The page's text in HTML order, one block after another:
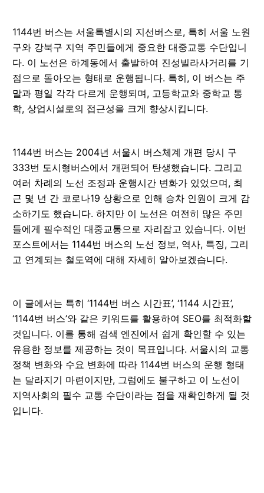
1144번 버스는 서울특별시의 지선버스로, 특히 서울 노원
구와 강북구 지역 주민들에게 중요한 대중교통 수단입니
다. 이 노선은 하계동에서 출발하여 진성빌라사거리를 기
점으로 돌아오는 형태로 운행됩니다. 특히, 이 버스는 주
말과 평일 각각 다르게 운행되며, 고등학교와 중학교 통
학, 상업시설로의 접근성을 크게 향상시킵니다.
1144번 버스는 2004년 서울시 버스체계 개편 당시 구
333번 도시형버스에서 개편되어 탄생했습니다. 그리고
여러 차례의 노선 조정과 운행시간 변화가 있었으며, 최
근 몇 년 간 코로나19 상황으로 인해 승차 인원이 크게 감
소하기도 했습니다. 하지만 이 노선은 여전히 많은 주민
들에게 필수적인 대중교통으로 자리잡고 있습니다. 이번
포스트에서는 1144번 버스의 노선 정보, 역사, 특징, 그리
고 연계되는 철도역에 대해 자세히 알아보겠습니다.
이 글에서는 특히 ‘1144번 버스 시간표’, ‘1144 시간표’,
‘1144번 버스’와 같은 키워드를 활용하여 SEO를 최적화할
것입니다. 이를 통해 검색 엔진에서 쉽게 확인할 수 있는
유용한 정보를 제공하는 것이 목표입니다. 서울시의 교통
정책 변화와 수요 변화에 따라 1144번 버스의 운행 형태
는 달라지기 마련이지만, 그럼에도 불구하고 이 노선이
지역사회의 필수 교통 수단이라는 점을 재확인하게 될 것
입니다.